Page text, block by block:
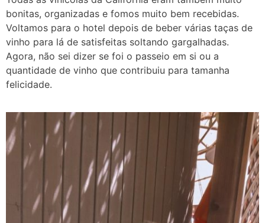
bonitas, organizadas e fomos muito bem recebidas.
Voltamos para o hotel depois de beber várias taças de
vinho para lá de satisfeitas soltando gargalhadas.
Agora, não sei dizer se foi o passeio em si ou a
quantidade de vinho que contribuiu para tamanha
felicidade.